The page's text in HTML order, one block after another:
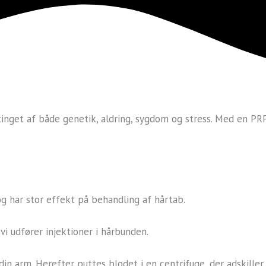
af både genetik, aldring, sygdom og stress. Med en
har stor effekt på behandling af hårtab.
udfører injektioner i hårbunden.